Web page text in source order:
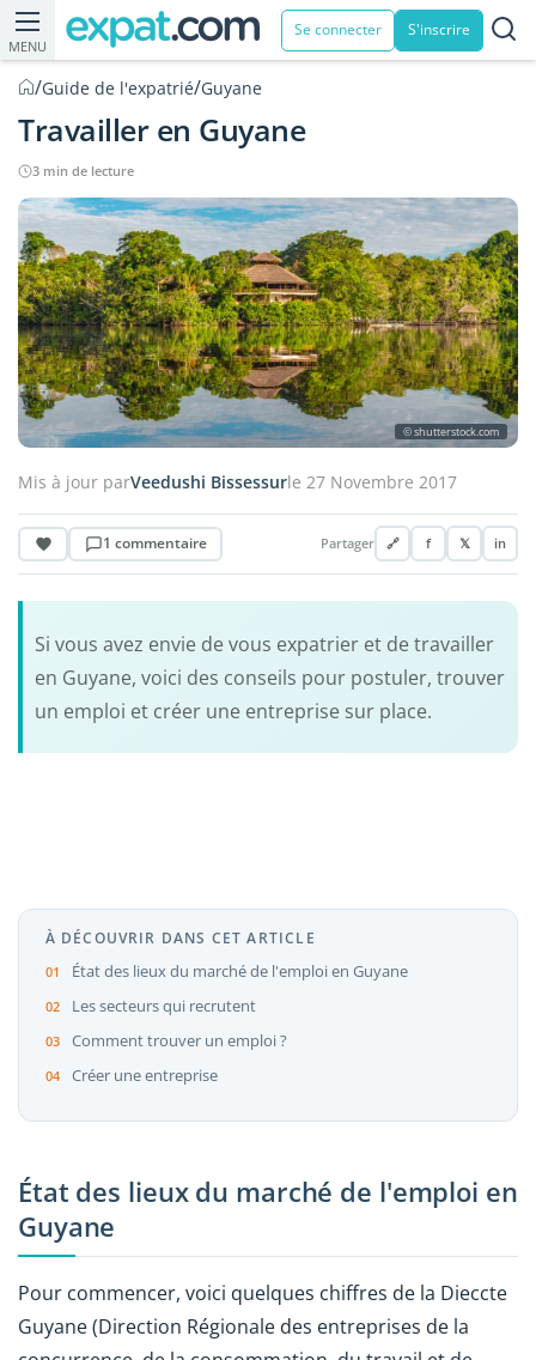
MENU
Se connecter S'inscrire
/Guide de l'expatrié/Guyane
Travailler en Guyane
3 min de lecture
© shutterstock.com
Mis à jour parVeedushi Bissessurle 27 Novembre 2017
1 commentaire Partager 🔗 f 𝕏 in
Si vous avez envie de vous expatrier et de travailler
en Guyane, voici des conseils pour postuler, trouver
un emploi et créer une entreprise sur place.
À DÉCOUVRIR DANS CET ARTICLE
État des lieux du marché de l'emploi en Guyane
Les secteurs qui recrutent
Comment trouver un emploi ?
Créer une entreprise
État des lieux du marché de l'emploi en
Guyane
Pour commencer, voici quelques chiffres de la Dieccte
Guyane (Direction Régionale des entreprises de la